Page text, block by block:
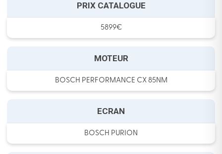
PRIX CATALOGUE
5899€
MOTEUR
BOSCH PERFORMANCE CX 85NM
ECRAN
BOSCH PURION